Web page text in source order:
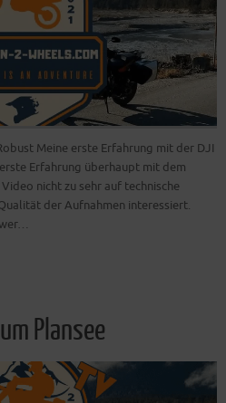
Meine erste Erfahrung mit der DJI
Erfahrung überhaupt mit dem
nicht zu sehr auf technische
der Aufnahmen interessiert.
Plansee